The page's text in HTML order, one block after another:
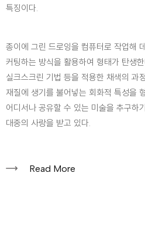
특징이다.
종이에 그린 드로잉을 컴퓨터로 작업해
커팅하는 방식을 활용하여 형태가 탄생
실크스크린 기법 등을 적용한 채색의 과
재질에 생기를 불어넣는 회화적 특성을
어디서나 공유할 수 있는 미술을 추구하
대중의 사랑을 받고 있다.
Read More